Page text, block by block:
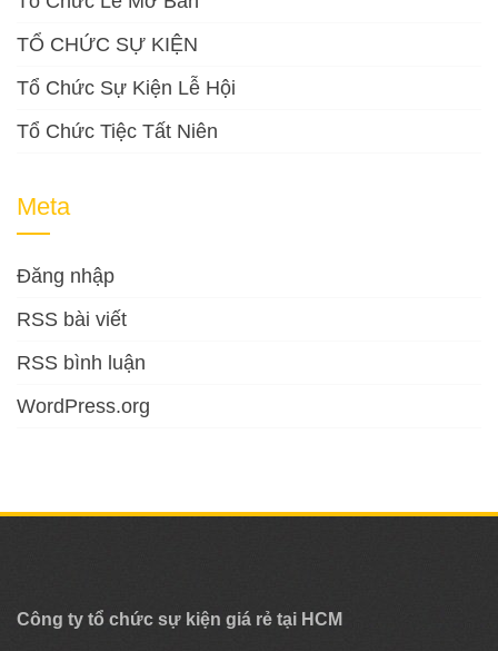
TỔ CHỨC SỰ KIỆN
Tổ Chức Sự Kiện Lễ Hội
Tổ Chức Tiệc Tất Niên
Meta
Đăng nhập
RSS bài viết
RSS bình luận
WordPress.org
Công ty tổ chức sự kiện giá rẻ tại HCM